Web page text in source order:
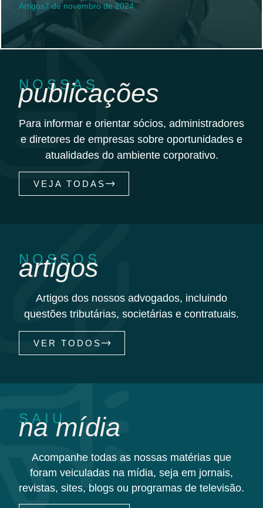
Artigos7 de novembro de 2024
NOSSAS
publicações
Para informar e orientar sócios, administradores
e diretores de empresas sobre oportunidades e
atualidades do ambiente corporativo.
VEJA TODAS
NOSSOS
artigos
Artigos dos nossos advogados, incluindo
questões tributárias, societárias e contratuais.
VER TODOS
SAIU
na mídia
Acompanhe todas as nossas matérias que
foram veiculadas na mídia, seja em jornais,
revistas, sites, blogs ou programas de televisão.